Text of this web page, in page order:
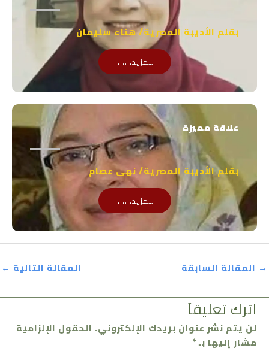
بقلم الأديبة المصرية/ هناء سليمان
للمزيد.......
علاقة مميزة
بقلم الأديبة المصرية/ نهى عصام
للمزيد.......
→ المقالة السابقة المقالة التالية ←
اترك تعليقاً
لن يتم نشر عنوان بريدك الإلكتروني. الحقول الإلزامية
مشار إليها بـ*